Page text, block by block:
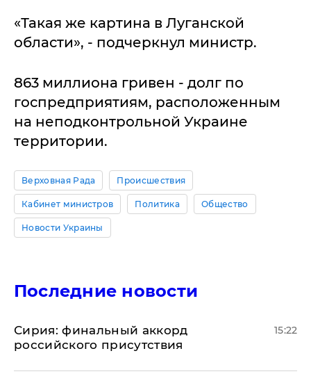
«Такая же картина в Луганской
области», - подчеркнул министр.
863 миллиона гривен - долг по
госпредприятиям, расположенным
на неподконтрольной Украине
территории.
Верховная Рада Происшествия
Кабинет министров Политика Общество
Новости Украины
Последние новости
​Сирия: финальный аккорд
российского присутствия
15:22